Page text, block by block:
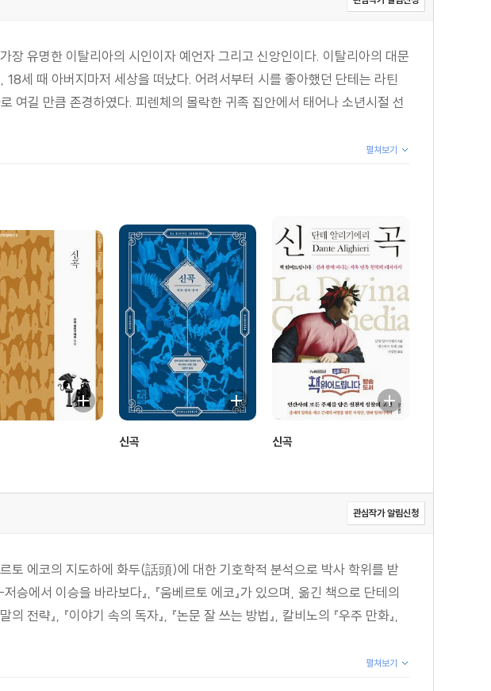
유명한 이탈리아의 시인이자 예언자 그리고 신앙인이다. 이탈리아의 대문
세 때 아버지마저 세상을 떠났다. 어려서부터 시를 좋아했던 단테는 라틴
여길 만큼 존경하였다. 피렌체의 몰락한 귀족 집안에서 태어나 소년시절 선
펼쳐보기
신곡 신곡
관심작가 알림신청
토 에코의 지도하에 화두(話頭)에 대한 기호학적 분석으로 박사 학위를 받
승에서 이승을 바라보다』, 『움베르토 에코』가 있으며, 옮긴 책으로 단테의
전략』, 『이야기 속의 독자』, 『논문 잘 쓰는 방법』, 칼비노의 『우주 만화』,
펼쳐보기